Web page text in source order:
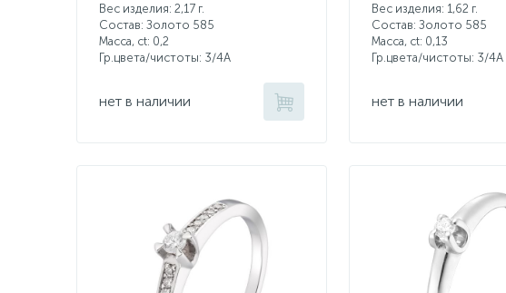
Вес изделия: 2,17 г.
Состав: Золото 585
Масса, ct: 0,2
Гр.цвета/чистоты: 3/4А
нет в наличии
Вес изделия: 1,62 г.
Состав: Золото 585
Масса, ct: 0,13
Гр.цвета/чистоты: 3/4А
нет в наличии